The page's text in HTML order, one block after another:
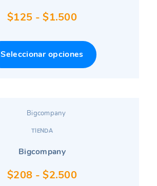
$125 - $1.500Rango
precios:
desde
Seleccionar opciones
TIENDA
Bigcompany
$208 - $2.500Rango